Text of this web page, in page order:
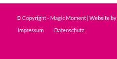
© Copyright - Magic Moment | Website by
Impressum
Datenschutz